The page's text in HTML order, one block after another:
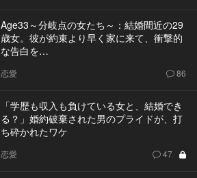
Age33～分岐点の女たち～：結婚間近の29
歳女。彼が約束より早く家に来て、衝撃的
な告白を…
恋愛 86
「学歴も収入も負けている女と、結婚でき
る？」婚約破棄された男のプライドが、打
ち砕かれたワケ
恋愛 47